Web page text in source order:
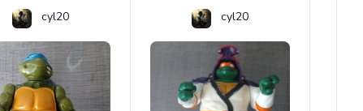
cyl20 cyl20